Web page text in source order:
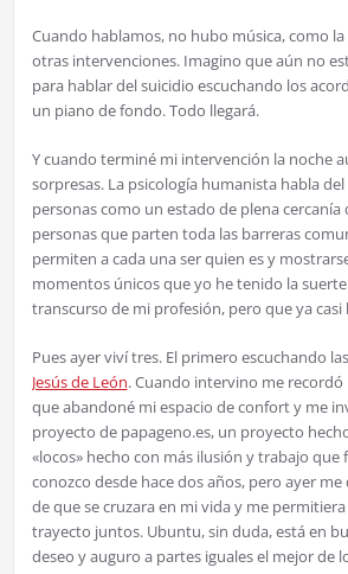
Cuando hablamos, no hubo música, como
otras intervenciones. Imagino que aún no
para hablar del suicidio escuchando los
un piano de fondo. Todo llegará.
Y cuando terminé mi intervención la noche
sorpresas. La psicología humanista habla
personas como un estado de plena cercanía
personas que parten toda las barreras
permiten a cada una ser quien es y
momentos únicos que yo he tenido la
transcurso de mi profesión, pero que ya
Pues ayer viví tres. El primero escuchando las
Jesús de León. Cuando intervino me
que abandoné mi espacio de confort y me
proyecto de papageno.es, un proyecto
«locos» hecho con más ilusión y trabajo que
conozco desde hace dos años, pero ayer
de que se cruzara en mi vida y me
trayecto juntos. Ubuntu, sin duda, está en
deseo y auguro a partes iguales el mejor de